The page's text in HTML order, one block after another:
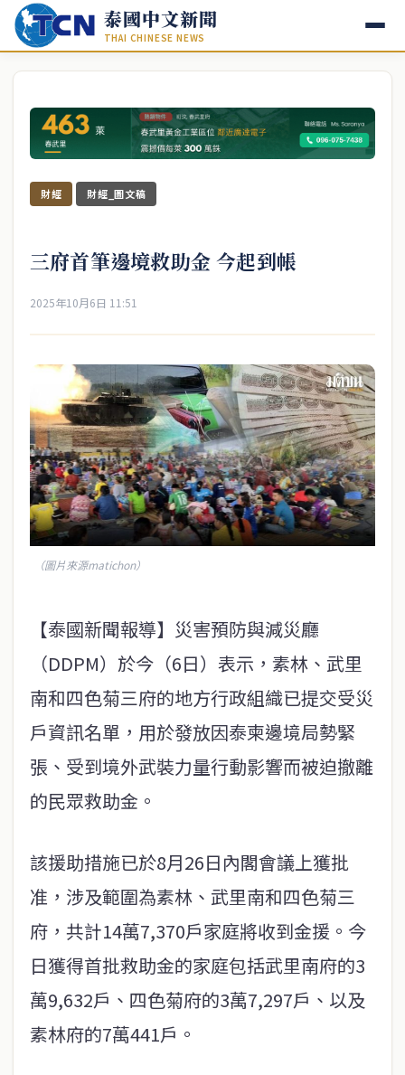
泰國中文新聞
THAI CHINESE NEWS
財經 財經_圖文稿
三府首筆邊境救助金 今起到帳
2025年10月6日 11:51
（圖片來源matichon）
【泰國新聞報導】災害預防與減災廳
（DDPM）於今（6日）表示，素林、武里
南和四色菊三府的地方行政組織已提交受災
戶資訊名單，用於發放因泰柬邊境局勢緊
張、受到境外武裝力量行動影響而被迫撤離
的民眾救助金。
該援助措施已於8月26日內閣會議上獲批
准，涉及範圍為素林、武里南和四色菊三
府，共計14萬7,370戶家庭將收到金援。今
日獲得首批救助金的家庭包括武里南府的3
萬9,632戶、四色菊府的3萬7,297戶、以及
素林府的7萬441戶。